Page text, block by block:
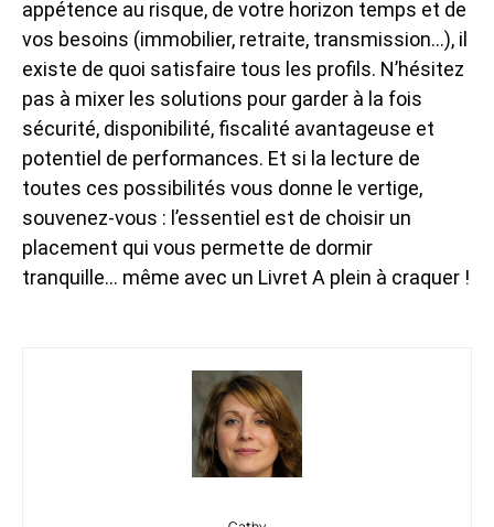
appétence au risque, de votre horizon temps et de
vos besoins (immobilier, retraite, transmission…), il
existe de quoi satisfaire tous les profils. N’hésitez
pas à mixer les solutions pour garder à la fois
sécurité, disponibilité, fiscalité avantageuse et
potentiel de performances. Et si la lecture de
toutes ces possibilités vous donne le vertige,
souvenez-vous : l’essentiel est de choisir un
placement qui vous permette de dormir
tranquille… même avec un Livret A plein à craquer !